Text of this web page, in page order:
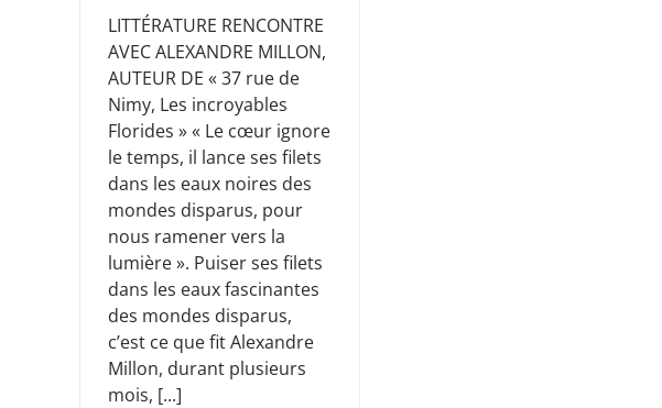
LITTÉRATURE RENCONTRE
AVEC ALEXANDRE MILLON,
AUTEUR DE « 37 rue de
Nimy, Les incroyables
Florides » « Le cœur ignore
le temps, il lance ses filets
dans les eaux noires des
mondes disparus, pour
nous ramener vers la
lumière ». Puiser ses filets
dans les eaux fascinantes
des mondes disparus,
c’est ce que fit Alexandre
Millon, durant plusieurs
mois, [...]